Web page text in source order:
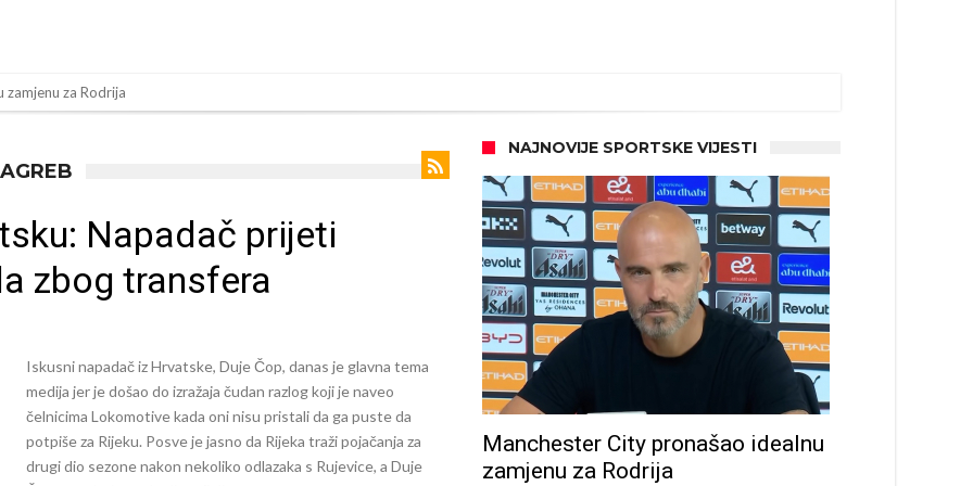
za Rodrija
nema dovoljno sredstava, Atletico prati situaciju.
odluku!
Turske
Rodri ponizio Real Madrid kao niko do sada, bolje je da ne dolazi u Madrid!
Garosu, sada je dao sramotan komentar na njegov račun
Napadač prijeti
zbog transfera
Iskusni napadač iz Hrvatske, Duje Čop, danas je glavna tema
medija jer je došao do izražaja čudan razlog koji je naveo
čelnicima Lokomotive kada oni nisu pristali da ga puste da
potpiše za Rijeku. Posve je jasno da Rijeka traži pojačanja za
drugi dio sezone nakon nekoliko odlazaka s Rujevice, a Duje
NAJNOVIJE SPORTSKE VIJESTI
Manchester City pronašao idealnu
zamjenu za Rodrija